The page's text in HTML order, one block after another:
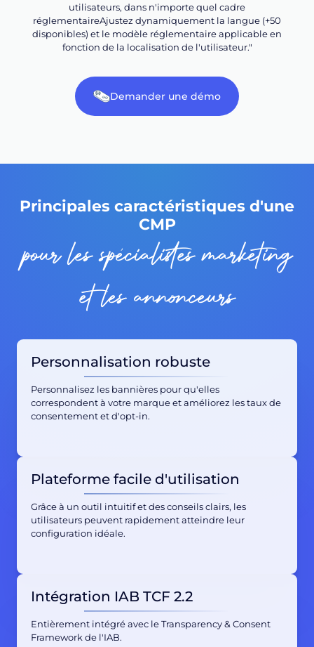
utilisateurs, dans n'importe quel cadre
réglementaireAjustez dynamiquement la langue (+50
disponibles) et le modèle réglementaire applicable en
fonction de la localisation de l'utilisateur."
Demander une démo
Principales caractéristiques d'une
CMP
pour les spécialistes marketing
et les annonceurs
Personnalisation robuste
Personnalisez les bannières pour qu'elles
correspondent à votre marque et améliorez les taux de
consentement et d'opt-in.
Plateforme facile d'utilisation
Grâce à un outil intuitif et des conseils clairs, les
utilisateurs peuvent rapidement atteindre leur
configuration idéale.
Intégration IAB TCF 2.2
Entièrement intégré avec le Transparency & Consent
Framework de l'IAB.